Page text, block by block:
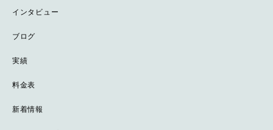
インタビュー
ブログ
実績
料金表
新着情報